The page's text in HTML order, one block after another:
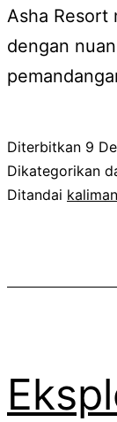
Asha Resort
dengan
Diterbitkan 9
Dikategorikan
Ditandai